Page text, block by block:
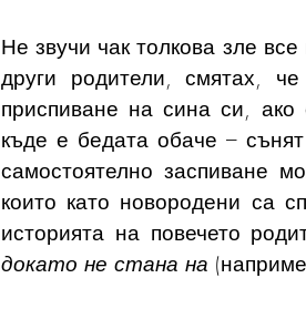
Не звучи чак толкова зле
други родители, смятах,
приспиване на сина си,
къде е бедата обаче –
самостоятелно заспиване
които като новородени са
историята на повечето
докато не стана на